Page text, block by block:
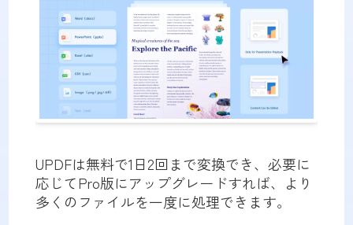
UPDFは無料で1日2回まで変換でき、必要に
応じてPro版にアップグレードすれば、より
多くのファイルを一度に処理できます。